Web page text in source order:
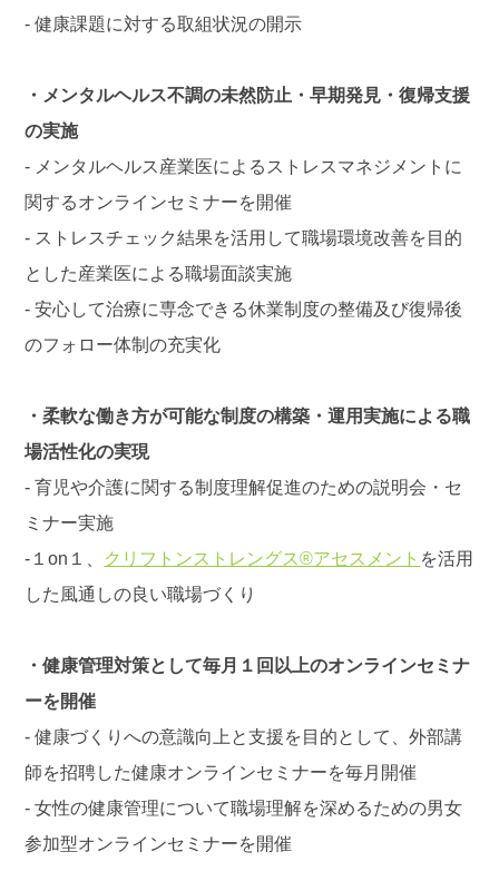
- 健康課題に対する取組状況の開示
・メンタルヘルス不調の未然防止・早期発見・復帰支援
の実施
- メンタルヘルス産業医によるストレスマネジメントに
関するオンラインセミナーを開催
- ストレスチェック結果を活用して職場環境改善を目的
とした産業医による職場面談実施
- 安心して治療に専念できる休業制度の整備及び復帰後
のフォロー体制の充実化
・柔軟な働き方が可能な制度の構築・運用実施による職
場活性化の実現
- 育児や介護に関する制度理解促進のための説明会・セ
ミナー実施
-１on１、 クリフトンストレングス®アセスメント を活用
した風通しの良い職場づくり
・健康管理対策として毎月１回以上のオンラインセミナ
ーを開催
- 健康づくりへの意識向上と支援を目的として、外部講
師を招聘した健康オンラインセミナーを毎月開催
- 女性の健康管理について職場理解を深めるための男女
参加型オンラインセミナーを開催